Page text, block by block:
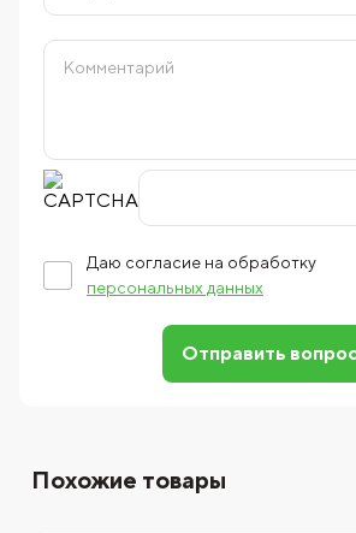
Даю согласие на обработку
персональных данных
Отправить
Похожие товары